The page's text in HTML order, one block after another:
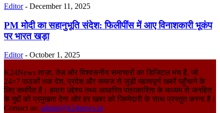
Editor - December 11, 2025
PM मोदी का सहानुभूति संदेश: फिलीपींस में आए विनाशकारी भूकंप
पर भारत खड़ा
Editor - October 1, 2025
K24News ताज़ा, तेज़ और विश्वसनीय समाचारों का डिजिटल मंच है, जो
24×7 पाठकों तक देश, प्रदेश और समाज से जुड़ी महत्वपूर्ण खबरें पहुँचाने के
लिए समर्पित है। हमारा उद्देश्य तथ्य आधारित पत्रकारिता के माध्यम से जनहित
के मुद्दों को प्रमुखता देना और हर खबर को जिम्मेदारी के साथ प्रस्तुत करना है।
Contact us: admin@k24news.in